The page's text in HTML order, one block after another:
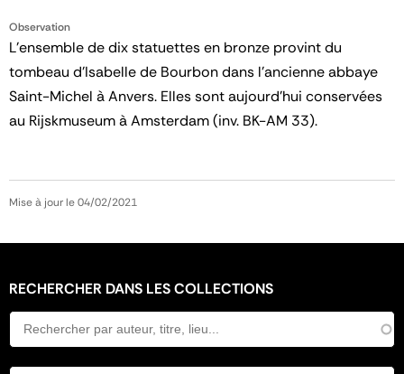
Observation
L'ensemble de dix statuettes en bronze provint du
tombeau d'Isabelle de Bourbon dans l'ancienne abbaye
Saint-Michel à Anvers. Elles sont aujourd'hui conservées
au Rijskmuseum à Amsterdam (inv. BK-AM 33).
Mise à jour le 04/02/2021
RECHERCHER DANS LES COLLECTIONS